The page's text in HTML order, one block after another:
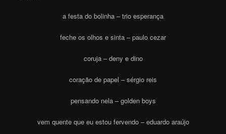
a festa do bolinha – trio esperança
feche os olhos e sinta – paulo cezar
coruja – deny e dino
coração de papel – sérgio reis
pensando nela – golden boys
vem quente que eu estou fervendo – eduardo araújo